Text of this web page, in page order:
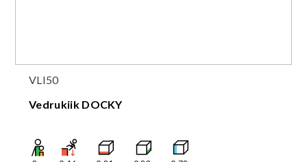
VLI50
Vedrukiik DOCKY